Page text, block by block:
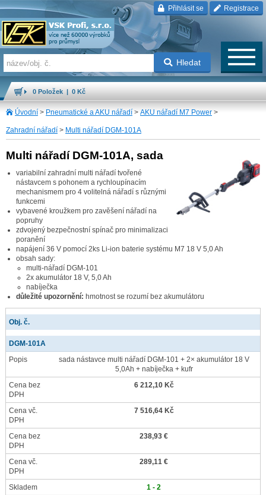
Přihlásit se Registrace
Hledat
0 Položek | 0 Kč
Úvodní > Pneumatické a AKU nářadí > AKU nářadí M7 Power >
Zahradní nářadí > Multi nářadí DGM-101A
Multi nářadí DGM-101A, sada
variabilní zahradní multi nářadí tvořené
nástavcem s pohonem a rychloupínacím
mechanismem pro 4 volitelná nářadí s různými
funkcemi
vybavené kroužkem pro zavěšení nářadí na
popruhy
zdvojený bezpečnostní spínač pro minimalizaci
poranění
napájení 36 V pomocí 2ks Li-ion baterie systému M7 18 V 5,0 Ah
obsah sady:
multi-nářadí DGM-101
2x akumulátor 18 V, 5,0 Ah
nabíječka
důležité upozornění: hmotnost se rozumí bez akumulátoru
Obj. č.
DGM-101A
Popis
sada nástavce multi nářadí DGM-101 + 2× akumulátor 18 V
5,0Ah + nabíječka + kufr
Cena bez
DPH
6 212,10 Kč
Cena vč.
DPH
7 516,64 Kč
Cena bez
DPH
238,93 €
Cena vč.
DPH
289,11 €
Skladem
1 - 2